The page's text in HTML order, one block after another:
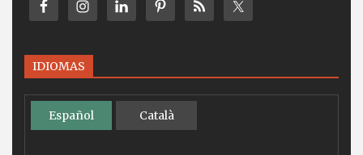
IDIOMAS
Español Català